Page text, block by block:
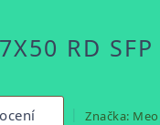
RD SFP
Značka: